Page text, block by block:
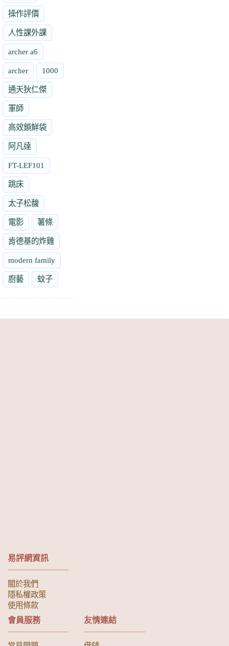
操作評價
人性課外課
archer a6
archer 1000
通天狄仁傑
軍師
高效鎖鮮袋
阿凡達
FT-LEF101
跳床
太子松馥
電影 薯條
肯德基的炸雞
modern family
廚藝 蚊子
易評網資訊
關於我們
隱私權政策
使用條款
會員服務 友情連結